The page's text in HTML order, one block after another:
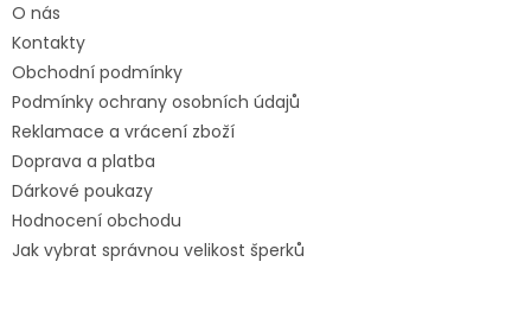
O nás
Kontakty
Obchodní podmínky
Podmínky ochrany osobních údajů
Reklamace a vrácení zboží
Doprava a platba
Dárkové poukazy
Hodnocení obchodu
Jak vybrat správnou velikost šperků